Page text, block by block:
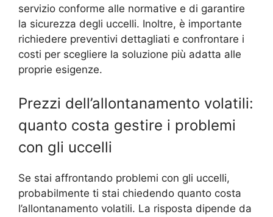
servizio conforme alle normative e di garantire
la sicurezza degli uccelli. Inoltre, è importante
richiedere preventivi dettagliati e confrontare i
costi per scegliere la soluzione più adatta alle
proprie esigenze.
Prezzi dell’allontanamento volatili:
quanto costa gestire i problemi
con gli uccelli
Se stai affrontando problemi con gli uccelli,
probabilmente ti stai chiedendo quanto costa
l’allontanamento volatili. La risposta dipende da